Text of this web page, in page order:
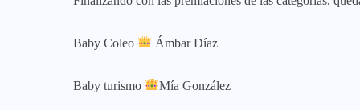
Baby Coleo Ámbar Díaz
Baby turismo Mía González